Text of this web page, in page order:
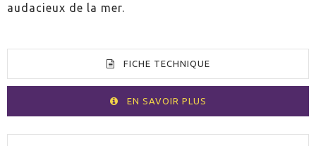
audacieux de la mer.
FICHE TECHNIQUE
EN SAVOIR PLUS